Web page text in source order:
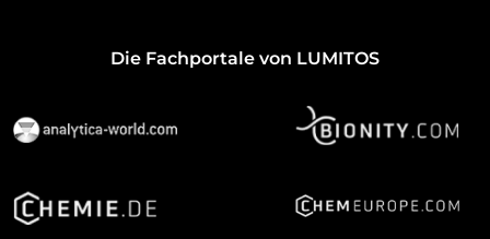
Die Fachportale von LUMITOS